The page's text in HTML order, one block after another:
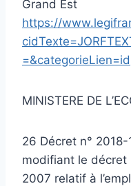
Grand Est
https://
=&categorieLien=id
MINISTERE DE
26 Décret n°
modifiant le décret
2007 relatif à